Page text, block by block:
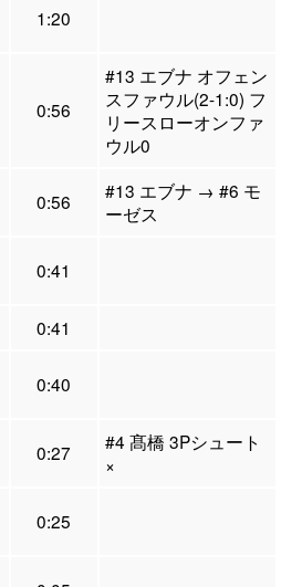
1:20
0:56
#13 エブナ オフェン
スファウル(2-1:0) フ
リースローオンファ
ウル0
0:56
#13 エブナ → #6 モ
ーゼス
0:41
0:41
0:40
0:27
#4 髙橋 3Pシュート
×
0:25